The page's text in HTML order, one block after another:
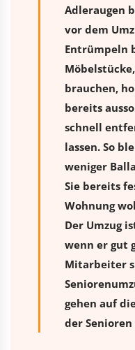
Adleraugen
vor dem
Entrümpeln
brauchen,
bereits
schnell
lassen. So
weniger
Sie bereits
Wohnung
Der Umzug
wenn er gut
Mitarbeiter
gehen auf
der Senioren